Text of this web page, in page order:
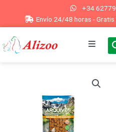
contenido
+34
Envío 24/48 horas -
Gatos